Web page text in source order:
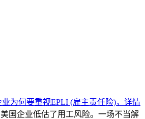
为何要重视EPLI (雇主责任险)，详情
国企业低估了用工风险。一场不当解